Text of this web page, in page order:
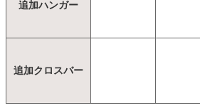
追加ハンガー
追加クロスバー